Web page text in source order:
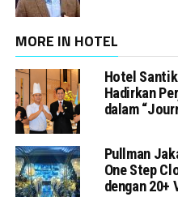
MORE IN HOTEL
Hotel
Hadirkan
dalam
Pullman
One Step
dengan 20+